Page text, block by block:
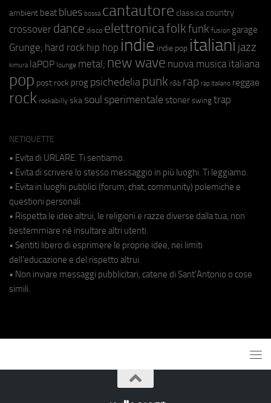
ambient beat blues bossa cantautore classica country
crossover dance disco elettronicafolkfunk fusion garage
Grunge; hard rock hip hop indie indie pop italiani jazz
kimura laPOP lounge metal; new wave nuova musica italiana
pop post rock prog psichedeliapunk r&b rap rap italiano reggae
rock rockabilly ska soul sperimentale stoner swing trap
NETIQUETTE
• Evita di URLARE. Ti sentiamo.
• Evita di scrivere lo stesso messaggio in più luoghi. Ti leggiamo.
• Evita in luoghi pubblici (forum, chat, community) polemiche e
questioni personali.
• Rispetta le idee altrui, le religioni e razze diverse dalla tua, non
bestemmiare né insultare altri utenti.
• Sentiti libero di esprimere le proprie idee, nei limiti
dell'educazione e del rispetto altrui.
• Non inviare messaggi pubblicitari, catene di Sant'Antonio o cose
simili.